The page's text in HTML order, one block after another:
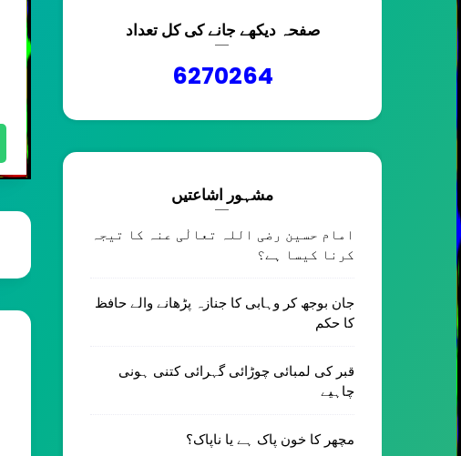
صفحہ دیکھے جانے کی کل تعداد
6270264
مشہور اشاعتیں
امام حسین رضی اللہ تعالٰی عنہ کا تیجہ
کرنا کیسا ہے؟
جان بوجھ کر وہابی کا جنازہ پڑھانے والے حافظ
کا حکم
قبر کی لمبائی چوڑائی گہرائی کتنی ہونی
چاہیے
مچھر کا خون پاک ہے یا ناپاک؟